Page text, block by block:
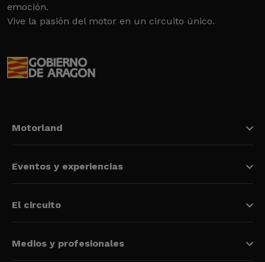
emoción.
Vive la pasión del motor en un circuito único.
Motorland
Eventos y experiencias
El circuito
Medios y profesionales